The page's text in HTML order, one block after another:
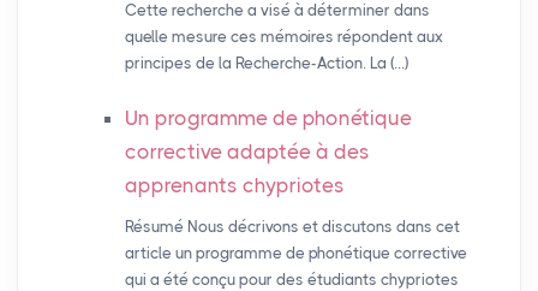
Cette recherche a visé à déterminer dans
quelle mesure ces mémoires répondent aux
principes de la Recherche-Action. La (…)
Un programme de phonétique
corrective adaptée à des
apprenants chypriotes
Résumé Nous décrivons et discutons dans cet
article un programme de phonétique corrective
qui a été conçu pour des étudiants chypriotes